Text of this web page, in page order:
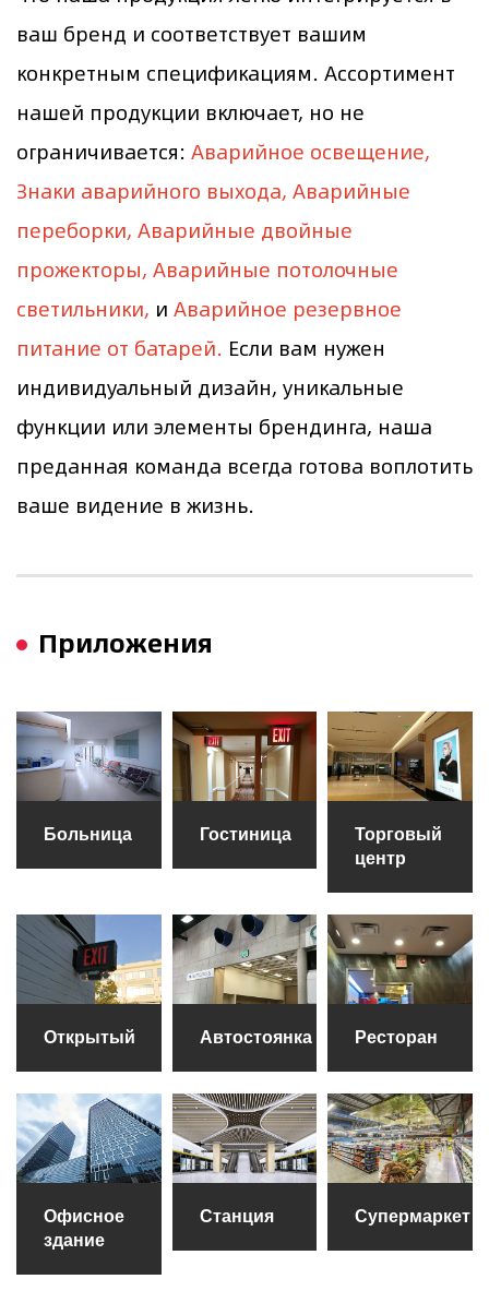
ваш бренд и соответствует вашим
конкретным спецификациям. Ассортимент
нашей продукции включает, но не
ограничивается: Аварийное освещение,
Знаки аварийного выхода, Аварийные
переборки, Аварийные двойные
прожекторы, Аварийные потолочные
светильники, и Аварийное резервное
питание от батарей. Если вам нужен
индивидуальный дизайн, уникальные
функции или элементы брендинга, наша
преданная команда всегда готова воплотить
ваше видение в жизнь.
Приложения
Больница Гостиница
Торговый
центр
Открытый Автостоянка Ресторан
Офисное
здание
Станция Супермаркет